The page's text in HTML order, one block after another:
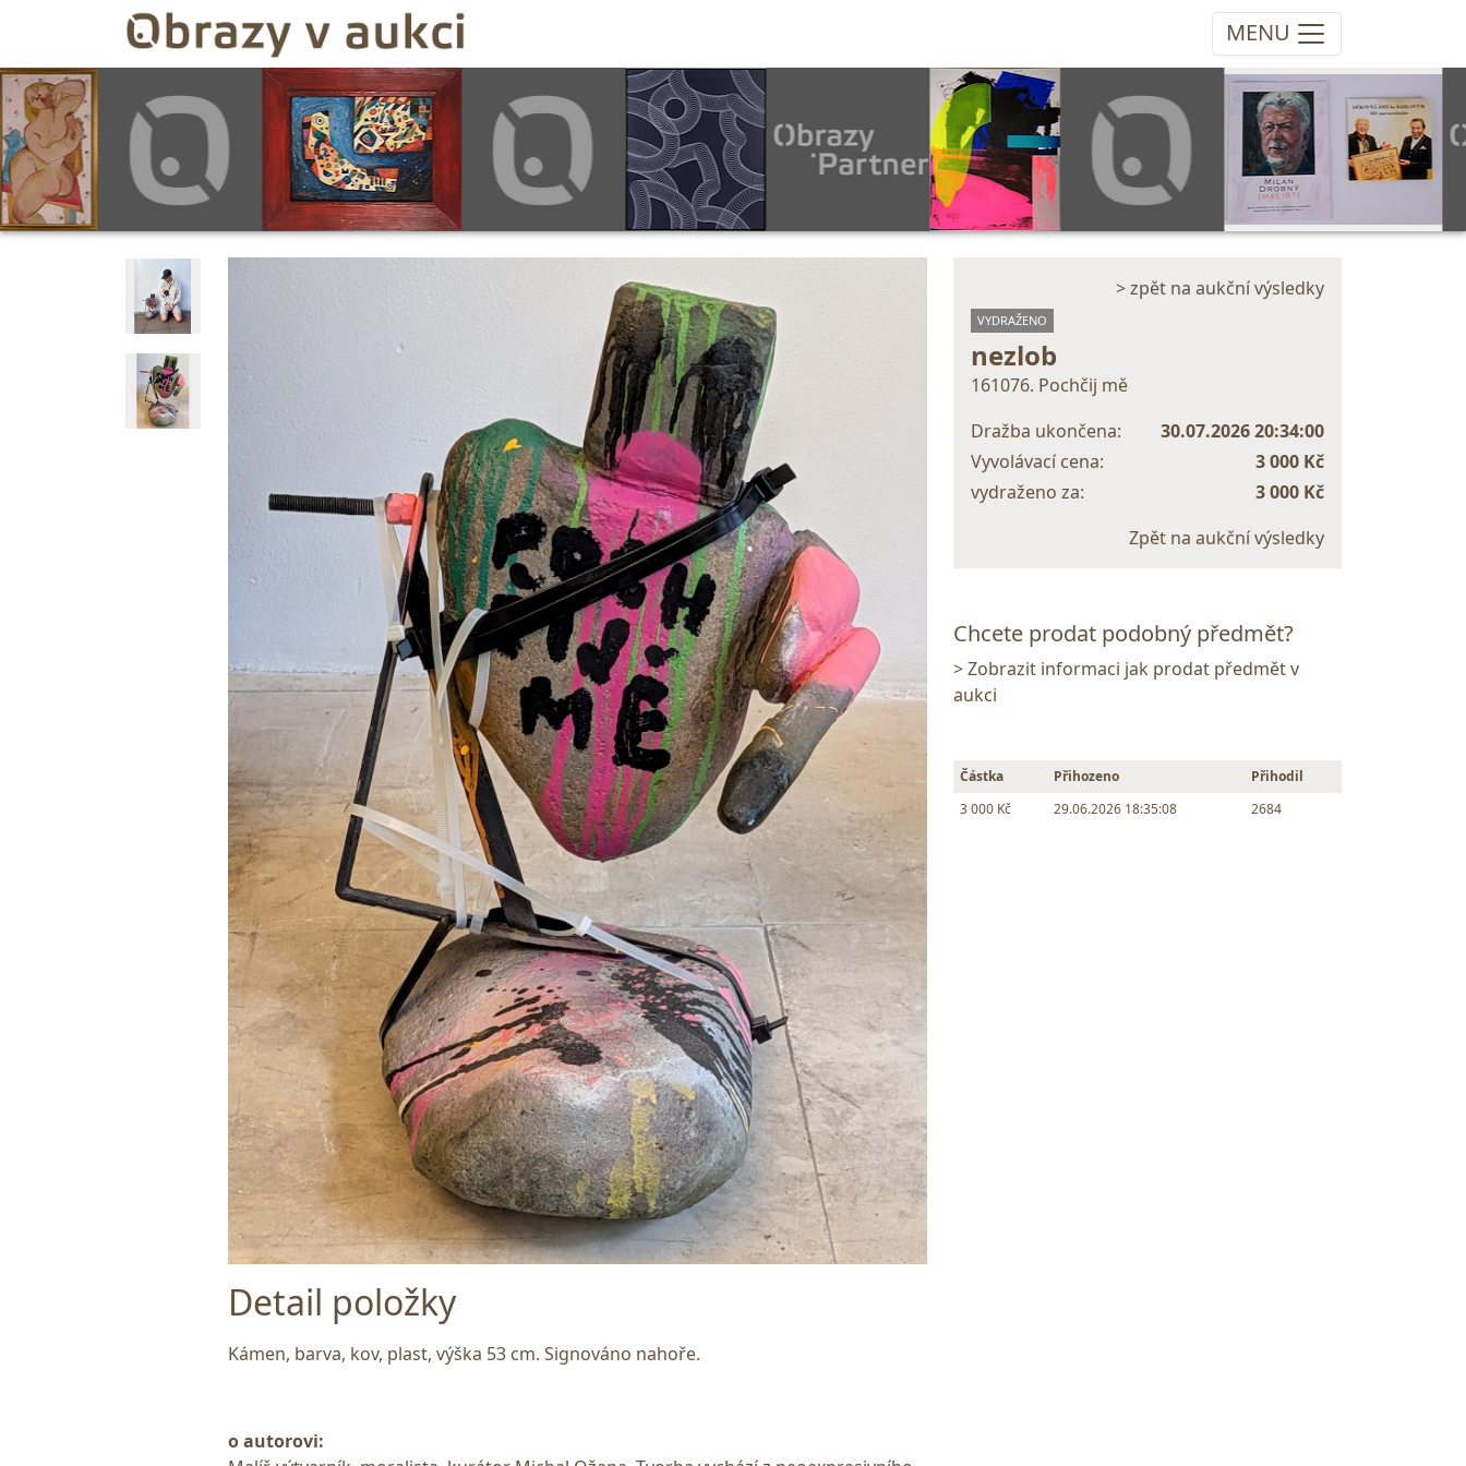
MENU
Detail položky
Kámen, barva, kov, plast, výška 53 cm. Signováno nahoře.
o autorovi:
> zpět na aukční výsledky
VYDRAŽENO
nezlob
161076. Pochčij mě
Dražba ukončena:
30.07.2026 20:34:00
Vyvolávací cena:
3 000 Kč
vydraženo za:
3 000 Kč
Zpět na aukční výsledky
Chcete prodat podobný předmět?
> Zobrazit informaci jak prodat předmět v
aukci
Částka Přihozeno
Přihodil
3 000 Kč
29.06.2026 18:35:08 2684